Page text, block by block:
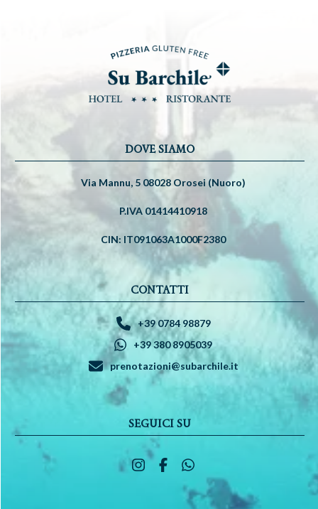
DOVE SIAMO
Via Mannu, 5 08028 Orosei (Nuoro)
P.IVA 01414410918
CIN: IT091063A1000F2380
CONTATTI
+39 0784 98879
+39 380 8905039
prenotazioni@subarchile.it
SEGUICI SU